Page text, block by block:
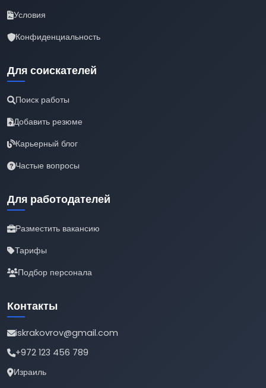
Условия
Конфиденциальность
Для соискателей
Поиск работы
Добавить резюме
Карьерный блог
Частые вопросы
Для работодателей
Разместить вакансию
Тарифы
Подбор персонала
Контакты
iskrakovrov@gmail.com
+972 123 456 789
Израиль